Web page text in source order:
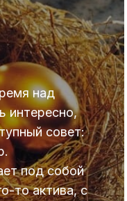
начала
с программой
— это
и в
себе
над
интересно,
совет:
под собой
то актива, с